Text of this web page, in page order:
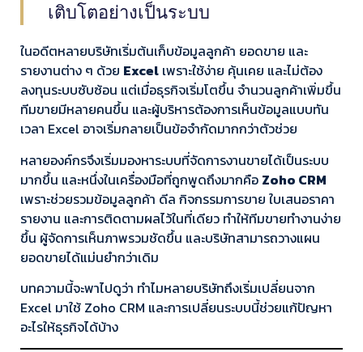
เติบโตอย่างเป็นระบบ
ในอดีตหลายบริษัทเริ่มต้นเก็บข้อมูลลูกค้า ยอดขาย และ
รายงานต่าง ๆ ด้วย Excel เพราะใช้ง่าย คุ้นเคย และไม่ต้อง
ลงทุนระบบซับซ้อน แต่เมื่อธุรกิจเริ่มโตขึ้น จำนวนลูกค้าเพิ่มขึ้น
ทีมขายมีหลายคนขึ้น และผู้บริหารต้องการเห็นข้อมูลแบบทัน
เวลา Excel อาจเริ่มกลายเป็นข้อจำกัดมากกว่าตัวช่วย
หลายองค์กรจึงเริ่มมองหาระบบที่จัดการงานขายได้เป็นระบบ
มากขึ้น และหนึ่งในเครื่องมือที่ถูกพูดถึงมากคือ Zoho CRM
เพราะช่วยรวมข้อมูลลูกค้า ดีล กิจกรรมการขาย ใบเสนอราคา
รายงาน และการติดตามผลไว้ในที่เดียว ทำให้ทีมขายทำงานง่าย
ขึ้น ผู้จัดการเห็นภาพรวมชัดขึ้น และบริษัทสามารถวางแผน
ยอดขายได้แม่นยำกว่าเดิม
บทความนี้จะพาไปดูว่า ทำไมหลายบริษัทถึงเริ่มเปลี่ยนจาก
Excel มาใช้ Zoho CRM และการเปลี่ยนระบบนี้ช่วยแก้ปัญหา
อะไรให้ธุรกิจได้บ้าง